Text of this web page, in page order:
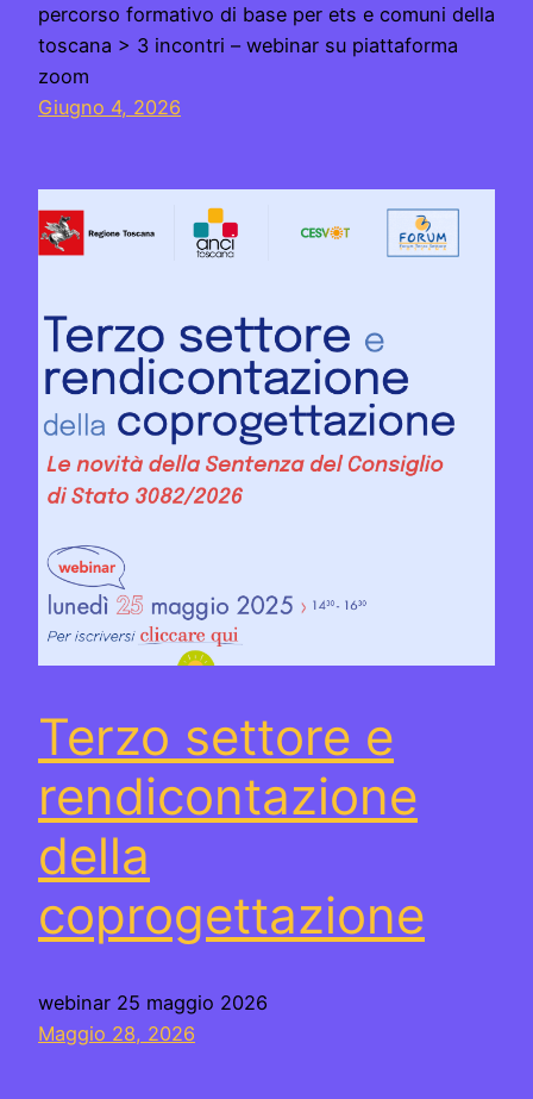
percorso formativo di base per ets e comuni della
toscana > 3 incontri – webinar su piattaforma
zoom
Giugno 4, 2026
Terzo settore e
rendicontazione
della
coprogettazione
webinar 25 maggio 2026
Maggio 28, 2026